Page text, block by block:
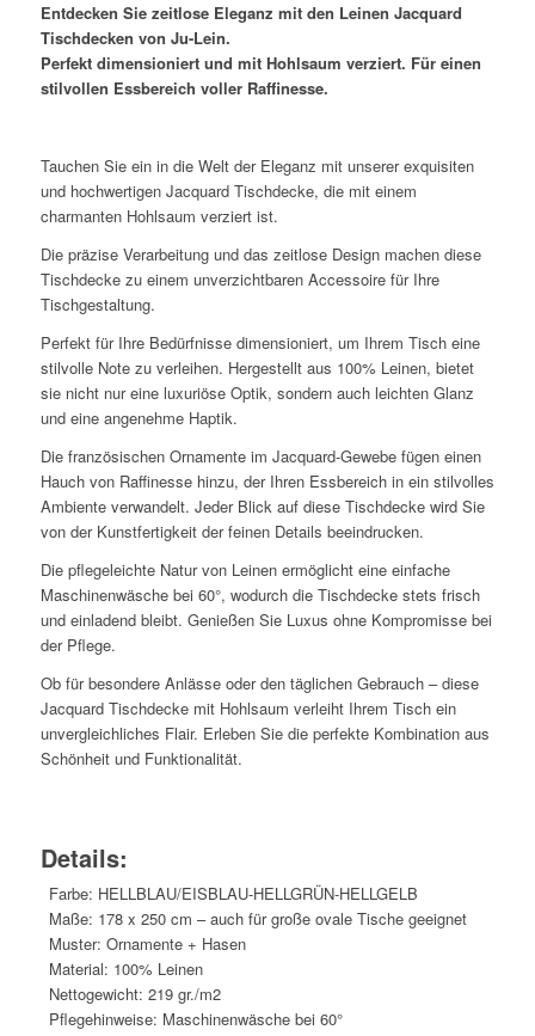
Entdecken Sie zeitlose Eleganz mit den Leinen Jacquard
Tischdecken von Ju-Lein.
Perfekt dimensioniert und mit Hohlsaum verziert. Für einen
stilvollen Essbereich voller Raffinesse.
Tauchen Sie ein in die Welt der Eleganz mit unserer exquisiten
und hochwertigen Jacquard Tischdecke, die mit einem
charmanten Hohlsaum verziert ist.
Die präzise Verarbeitung und das zeitlose Design machen diese
Tischdecke zu einem unverzichtbaren Accessoire für Ihre
Tischgestaltung.
Perfekt für Ihre Bedürfnisse dimensioniert, um Ihrem Tisch eine
stilvolle Note zu verleihen. Hergestellt aus 100% Leinen, bietet
sie nicht nur eine luxuriöse Optik, sondern auch leichten Glanz
und eine angenehme Haptik.
Die französischen Ornamente im Jacquard-Gewebe fügen einen
Hauch von Raffinesse hinzu, der Ihren Essbereich in ein stilvolles
Ambiente verwandelt. Jeder Blick auf diese Tischdecke wird Sie
von der Kunstfertigkeit der feinen Details beeindrucken.
Die pflegeleichte Natur von Leinen ermöglicht eine einfache
Maschinenwäsche bei 60°, wodurch die Tischdecke stets frisch
und einladend bleibt. Genießen Sie Luxus ohne Kompromisse bei
der Pflege.
Ob für besondere Anlässe oder den täglichen Gebrauch – diese
Jacquard Tischdecke mit Hohlsaum verleiht Ihrem Tisch ein
unvergleichliches Flair. Erleben Sie die perfekte Kombination aus
Schönheit und Funktionalität.
Details:
Farbe: HELLBLAU/EISBLAU-HELLGRÜN-HELLGELB
Maße: 178 x 250 cm – auch für große ovale Tische geeignet
Muster: Ornamente + Hasen
Material: 100% Leinen
Nettogewicht: 219 gr./m2
Pflegehinweise: Maschinenwäsche bei 60°